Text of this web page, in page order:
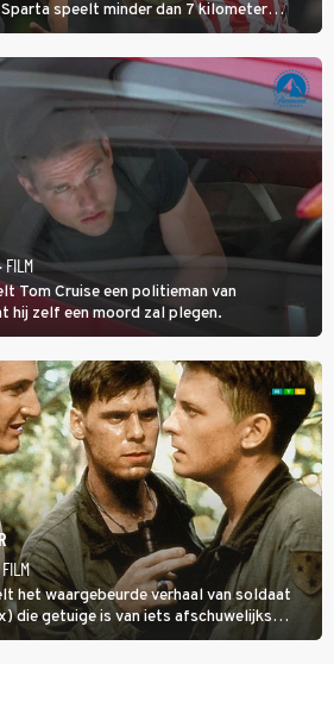
speelt minder dan 7 kilometer
de Spaanse spits Nacho Ferri aan van
FILM
Tom Cruise een politieman van
hij zelf een moord zal plegen.
het waargebeurde verhaal van soldaat
die getuige is van iets afschuwelijks
Hij besluit uit de school te klappen.